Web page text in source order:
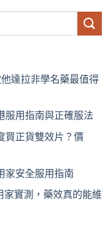
達拉非學名藥最值得
服用指南與正確服法
買正貨雙效片？價
家安全服用指南
實測，藥效真的能維